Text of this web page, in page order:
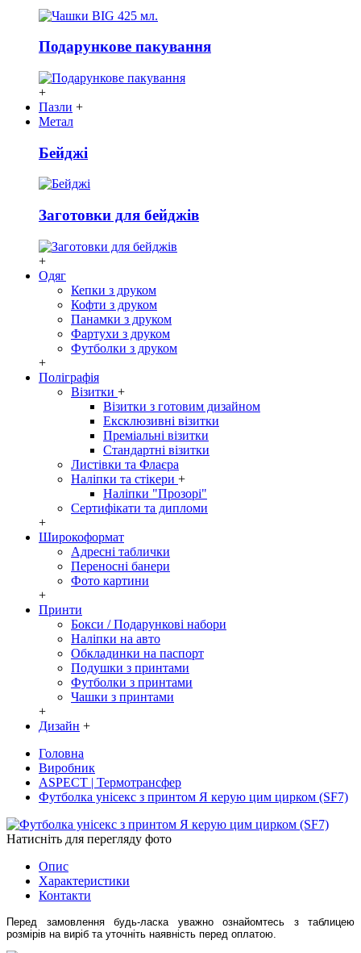
Подарункове пакування
+
Пазли +
Метал
Бейджі
Заготовки для бейджів
+
Одяг
Кепки з друком
Кофти з друком
Панамки з друком
Фартухи з друком
Футболки з друком
+
Поліграфія
Візитки +
Візитки з готовим дизайном
Ексклюзивні візитки
Преміальні візитки
Стандартні візитки
Листівки та Флаєра
Наліпки та стікери +
Наліпки "Прозорі"
Сертифікати та дипломи
+
Широкоформат
Адресні таблички
Переносні банери
Фото картини
+
Принти
Бокси / Подарункові набори
Наліпки на авто
Обкладинки на паспорт
Подушки з принтами
Футболки з принтами
Чашки з принтами
+
Дизайн +
Головна
Виробник
ASPECT | Термотрансфер
Футболка унісекс з принтом Я керую цим цирком (SF7)
Натисніть для перегляду фото
Опис
Характеристики
Контакти
Перед замовлення будь-ласка уважно ознайомтесь з таблицею
розмірів на виріб та уточніть наявність перед оплатою.